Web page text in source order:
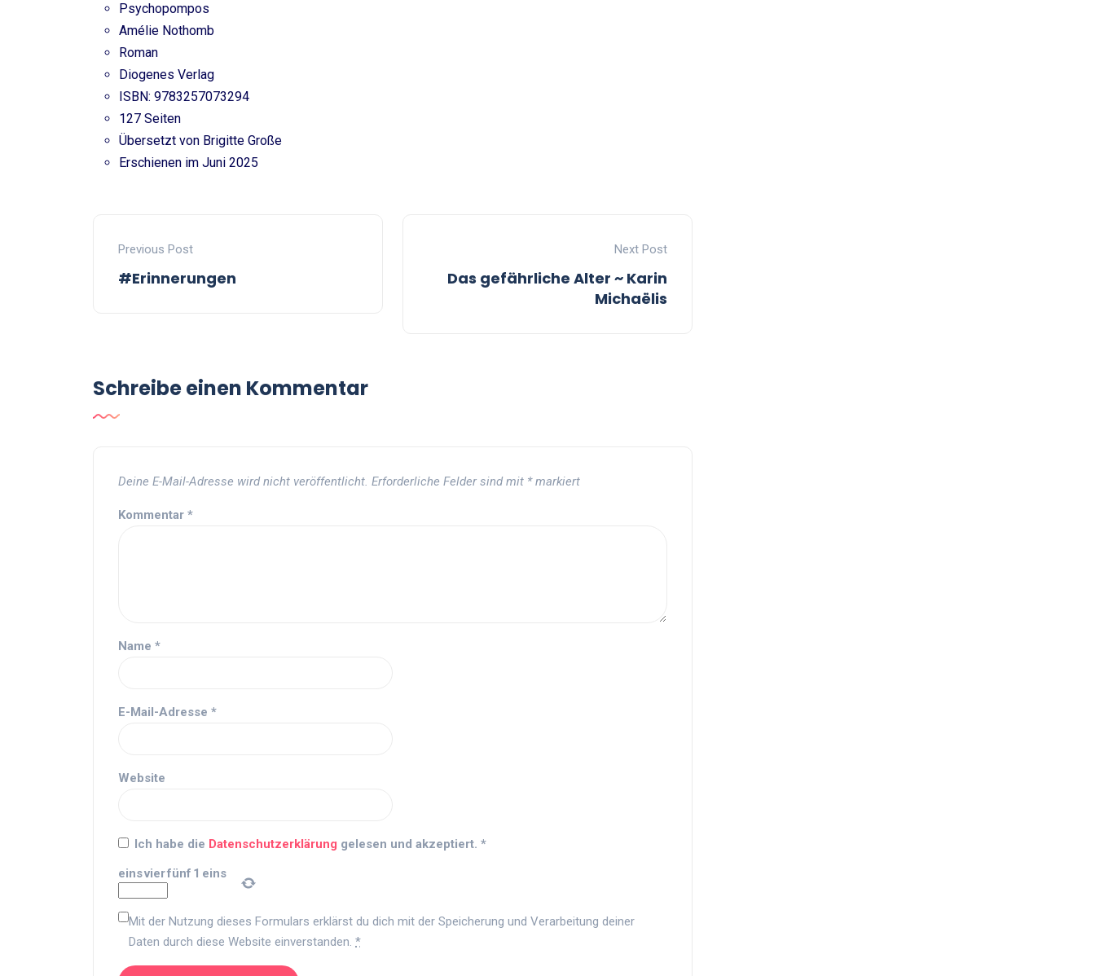
Psychopompos
Amélie Nothomb
Roman
Diogenes Verlag
ISBN: 9783257073294
127 Seiten
Übersetzt von Brigitte Große
Erschienen im Juni 2025
Previous Post
#Erinnerungen
Next Post
Das gefährliche Alter ~ Karin
Michaëlis
Schreibe einen Kommentar
Deine E-Mail-Adresse wird nicht veröffentlicht. Erforderliche Felder sind mit *markiert
Kommentar *
Name *
E-Mail-Adresse *
Website
Ich habe die Datenschutzerklärung gelesen und akzeptiert. *
einsvierfünf 1 eins
Mit der Nutzung dieses Formulars erklärst du dich mit der Speicherung und Verarbeitung deiner
Daten durch diese Website einverstanden. *